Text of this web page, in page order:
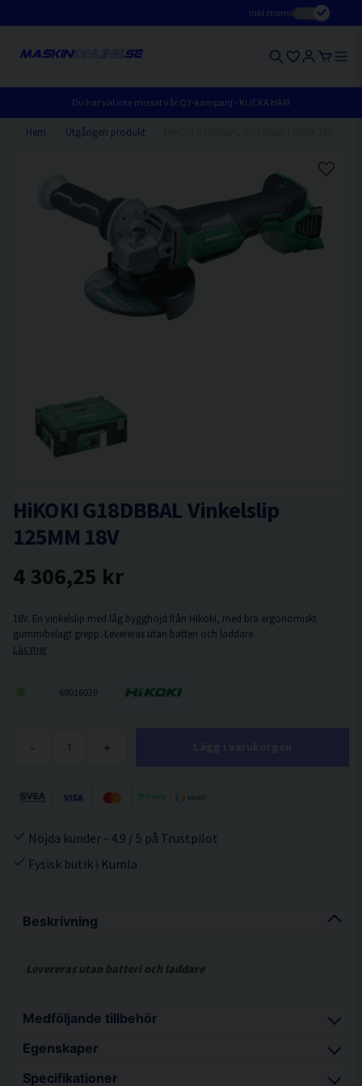
Inkl.moms
Du har väl inte missat vår Q3-kampanj - KLICKA HÄR!
Hem Utgången produkt
Beskrivning
Levereras utan batteri och laddare
Medföljande tillbehör
Stapelbar förvaringsväska (HSC2)
Sidohandtag
Egenskaper
Specifikationer
HiKOKI G18DBBAL Vinkelslip
125MM 18V
4 306,25 kr
18V. En vinkelslip med låg bygghöjd från Hikoki, med bra ergonomiskt
gummibelagt grepp. Levereras utan batteri och laddare.
Läs mer
68016020
- +
Nöjda kunder - 4.9 / 5 på Trustpilot
Fysisk butik i Kumla